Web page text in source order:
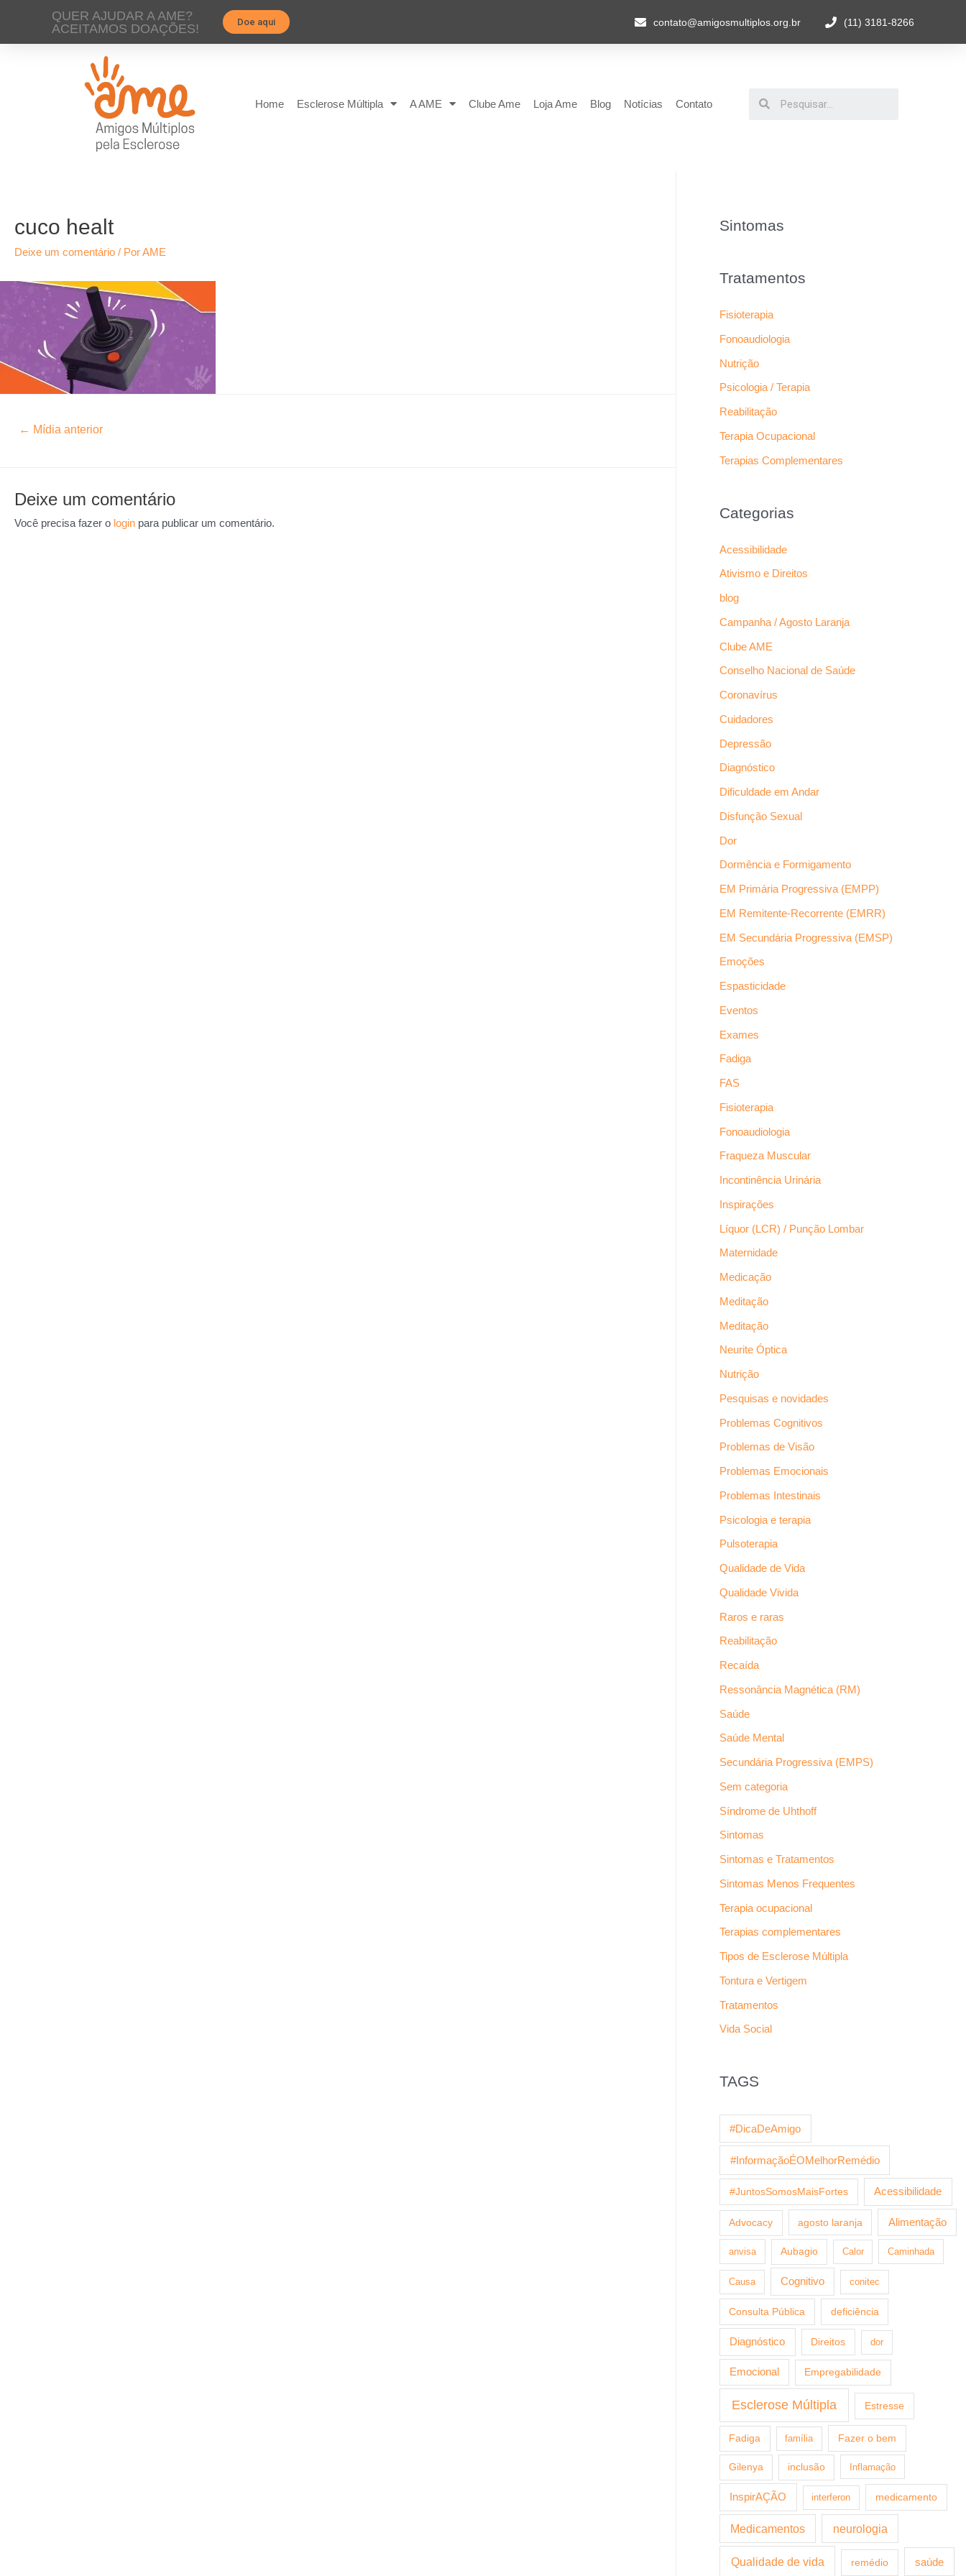
QUER AJUDAR A AME?
ACEITAMOS DOAÇÕES!
Doe aqui contato@amigosmultiplos.org.br (11) 3181-8266
Home Esclerose Múltipla A AME Clube Ame Loja Ame Blog Notícias Contato
cuco healt
Deixe um comentário / PorAME
← Mídia anterior
Deixe um comentário
Você precisa fazer o login para publicar um comentário.
Sintomas
Tratamentos
Fisioterapia
Fonoaudiologia
Nutrição
Psicologia / Terapia
Reabilitação
Terapia Ocupacional
Terapias Complementares
Categorias
Acessibilidade
Ativismo e Direitos
blog
Campanha / Agosto Laranja
Clube AME
Conselho Nacional de Saúde
Coronavírus
Cuidadores
Depressão
Diagnóstico
Dificuldade em Andar
Disfunção Sexual
Dor
Dormência e Formigamento
EM Primária Progressiva (EMPP)
EM Remitente-Recorrente (EMRR)
EM Secundária Progressiva (EMSP)
Emoções
Espasticidade
Eventos
Exames
Fadiga
FAS
Fisioterapia
Fonoaudiologia
Fraqueza Muscular
Incontinência Urinária
Inspirações
Líquor (LCR) / Punção Lombar
Maternidade
Medicação
Meditação
Meditação
Neurite Óptica
Nutrição
Pesquisas e novidades
Problemas Cognitivos
Problemas de Visão
Problemas Emocionais
Problemas Intestinais
Psicologia e terapia
Pulsoterapia
Qualidade de Vida
Qualidade Vivida
Raros e raras
Reabilitação
Recaída
Ressonância Magnética (RM)
Saúde
Saúde Mental
Secundária Progressiva (EMPS)
Sem categoria
Síndrome de Uhthoff
Sintomas
Sintomas e Tratamentos
Sintomas Menos Frequentes
Terapia ocupacional
Terapias complementares
Tipos de Esclerose Múltipla
Tontura e Vertigem
Tratamentos
Vida Social
TAGS
#DicaDeAmigo
#InformaçãoÉOMelhorRemédio
#JuntosSomosMaisFortes Acessibilidade
Advocacy agosto laranja Alimentação
anvisa Aubagio Calor Caminhada
Causa Cognitivo conitec
Consulta Pública deficiência
Diagnóstico Direitos dor
Emocional Empregabilidade
Esclerose Múltipla Estresse
Fadiga família Fazer o bem
Gilenya inclusão Inflamação
InspirAÇÃO interferon medicamento
Medicamentos neurologia
Qualidade de vida remédio saúde